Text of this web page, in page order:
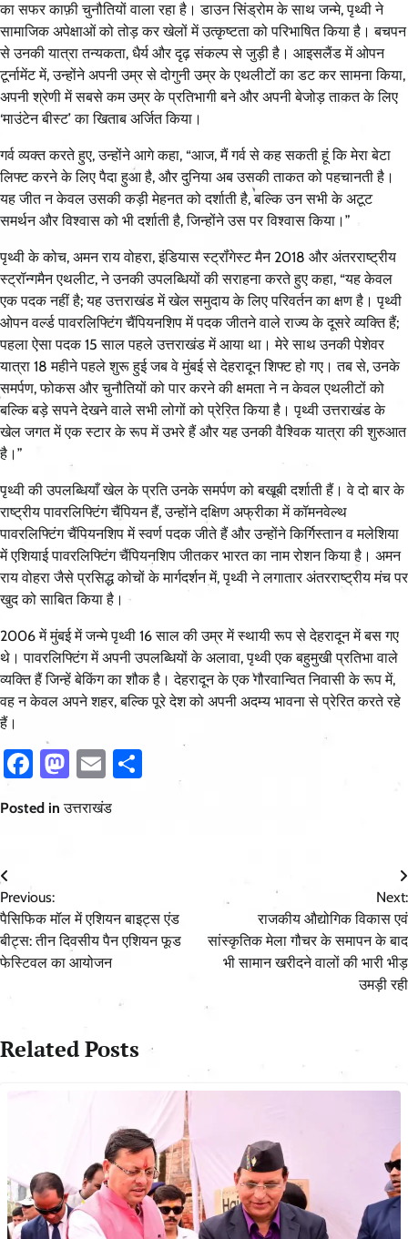
का सफर काफ़ी चुनौतियों वाला रहा है। डाउन सिंड्रोम के साथ जन्मे, पृथ्वी ने
सामाजिक अपेक्षाओं को तोड़ कर खेलों में उत्कृष्टता को परिभाषित किया है। बचपन
से उनकी यात्रा तन्यकता, धैर्य और दृढ़ संकल्प से जुड़ी है। आइसलैंड में ओपन
टूर्नामेंट में, उन्होंने अपनी उम्र से दोगुनी उम्र के एथलीटों का डट कर सामना किया,
अपनी श्रेणी में सबसे कम उम्र के प्रतिभागी बने और अपनी बेजोड़ ताकत के लिए
‘माउंटेन बीस्ट’ का खिताब अर्जित किया।
गर्व व्यक्त करते हुए, उन्होंने आगे कहा, “आज, मैं गर्व से कह सकती हूं कि मेरा बेटा
लिफ्ट करने के लिए पैदा हुआ है, और दुनिया अब उसकी ताकत को पहचानती है।
यह जीत न केवल उसकी कड़ी मेहनत को दर्शाती है, बल्कि उन सभी के अटूट
समर्थन और विश्वास को भी दर्शाती है, जिन्होंने उस पर विश्वास किया।”
पृथ्वी के कोच, अमन राय वोहरा, इंडियास स्ट्रॉंगेस्ट मैन 2018 और अंतरराष्ट्रीय
स्ट्रॉन्गमैन एथलीट, ने उनकी उपलब्धियों की सराहना करते हुए कहा, “यह केवल
एक पदक नहीं है; यह उत्तराखंड में खेल समुदाय के लिए परिवर्तन का क्षण है। पृथ्वी
ओपन वर्ल्ड पावरलिफ्टिंग चैंपियनशिप में पदक जीतने वाले राज्य के दूसरे व्यक्ति हैं;
पहला ऐसा पदक 15 साल पहले उत्तराखंड में आया था। मेरे साथ उनकी पेशेवर
यात्रा 18 महीने पहले शुरू हुई जब वे मुंबई से देहरादून शिफ्ट हो गए। तब से, उनके
समर्पण, फोकस और चुनौतियों को पार करने की क्षमता ने न केवल एथलीटों को
बल्कि बड़े सपने देखने वाले सभी लोगों को प्रेरित किया है। पृथ्वी उत्तराखंड के
खेल जगत में एक स्टार के रूप में उभरे हैं और यह उनकी वैश्विक यात्रा की शुरुआत
है।”
पृथ्वी की उपलब्धियाँ खेल के प्रति उनके समर्पण को बखूबी दर्शाती हैं। वे दो बार के
राष्ट्रीय पावरलिफ्टिंग चैंपियन हैं, उन्होंने दक्षिण अफ्रीका में कॉमनवेल्थ
पावरलिफ्टिंग चैंपियनशिप में स्वर्ण पदक जीते हैं और उन्होंने किर्गिस्तान व मलेशिया
में एशियाई पावरलिफ्टिंग चैंपियनशिप जीतकर भारत का नाम रोशन किया है। अमन
राय वोहरा जैसे प्रसिद्ध कोचों के मार्गदर्शन में, पृथ्वी ने लगातार अंतरराष्ट्रीय मंच पर
खुद को साबित किया है।
2006 में मुंबई में जन्मे पृथ्वी 16 साल की उम्र में स्थायी रूप से देहरादून में बस गए
थे। पावरलिफ्टिंग में अपनी उपलब्धियों के अलावा, पृथ्वी एक बहुमुखी प्रतिभा वाले
व्यक्ति हैं जिन्हें बेकिंग का शौक है। देहरादून के एक गौरवान्वित निवासी के रूप में,
वह न केवल अपने शहर, बल्कि पूरे देश को अपनी अदम्य भावना से प्रेरित करते रहे
हैं।
Facebook
Mastodon
Email
Posted inउत्तराखंड
Post
navigation
Previous:
पैसिफिक मॉल में एशियन बाइट्स एंड
बीट्स: तीन दिवसीय पैन एशियन फूड
फेस्टिवल का आयोजन
Next:
राजकीय औद्योगिक विकास एवं
सांस्कृतिक मेला गौचर के समापन के बाद
भी सामान खरीदने वालों की भारी भीड़
उमड़ी रही
Related Posts